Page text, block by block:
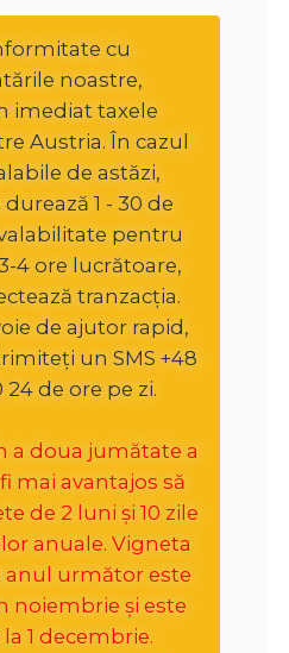
cu
noastre,
imediat taxele
Austria. În cazul
de astăzi,
1 - 30 de
pentru
4 ore lucrătoare,
tranzacția.
de ajutor rapid,
un SMS +48
24 de ore pe zi.
a doua jumătate a
mai avantajos să
de 2 luni și 10 zile
anuale. Vigneta
următor este
noiembrie și este
1 decembrie.